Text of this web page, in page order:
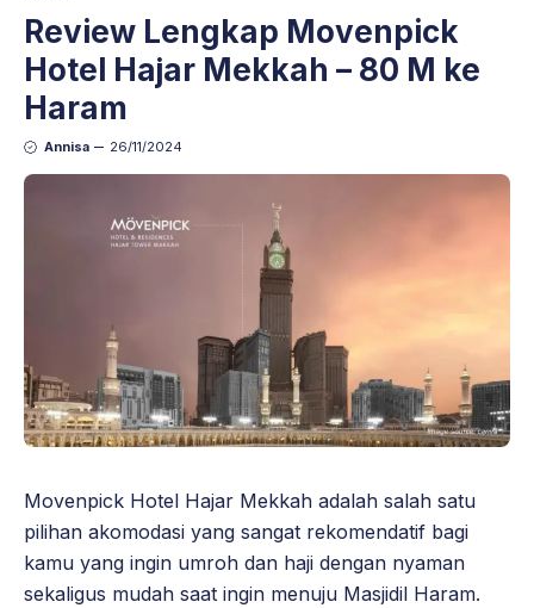
Review Lengkap Movenpick
Hotel Hajar Mekkah – 80 M ke
Haram
Annisa 26/11/2024
Movenpick Hotel Hajar Mekkah adalah salah satu
pilihan akomodasi yang sangat rekomendatif bagi
kamu yang ingin umroh dan haji dengan nyaman
sekaligus mudah saat ingin menuju Masjidil Haram.